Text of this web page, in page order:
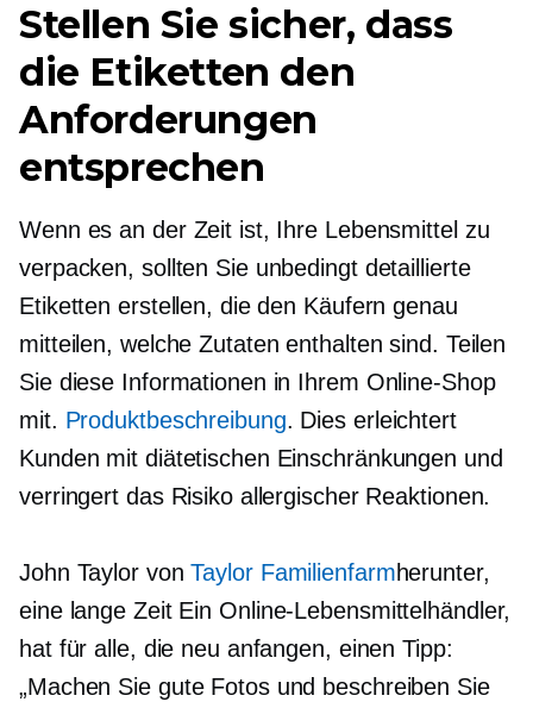
Stellen Sie sicher, dass
die Etiketten den
Anforderungen
entsprechen
Wenn es an der Zeit ist, Ihre Lebensmittel zu
verpacken, sollten Sie unbedingt detaillierte
Etiketten erstellen, die den Käufern genau
mitteilen, welche Zutaten enthalten sind. Teilen
Sie diese Informationen in Ihrem Online-Shop
mit. Produktbeschreibung. Dies erleichtert
Kunden mit diätetischen Einschränkungen und
verringert das Risiko allergischer Reaktionen.
John Taylor vonTaylor Familienfarmherunter,
eine lange ZeitEin Online-Lebensmittelhändler,
hat für alle, die neu anfangen, einen Tipp:
„Machen Sie gute Fotos und beschreiben Sie